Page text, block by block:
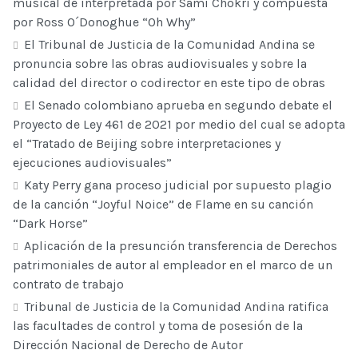
musical de interpretada por Sami Chokri y compuesta
por Ross O´Donoghue “Oh Why”
El Tribunal de Justicia de la Comunidad Andina se
pronuncia sobre las obras audiovisuales y sobre la
calidad del director o codirector en este tipo de obras
El Senado colombiano aprueba en segundo debate el
Proyecto de Ley 461 de 2021 por medio del cual se adopta
el “Tratado de Beijing sobre interpretaciones y
ejecuciones audiovisuales”
Katy Perry gana proceso judicial por supuesto plagio
de la canción “Joyful Noice” de Flame en su canción
“Dark Horse”
Aplicación de la presunción transferencia de Derechos
patrimoniales de autor al empleador en el marco de un
contrato de trabajo
Tribunal de Justicia de la Comunidad Andina ratifica
las facultades de control y toma de posesión de la
Dirección Nacional de Derecho de Autor